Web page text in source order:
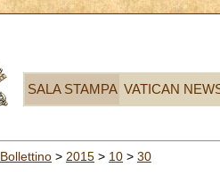
SALA STAMPA VATICAN
Bollettino > 2015 > 10 > 30